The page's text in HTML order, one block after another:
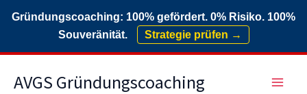
Gründungscoaching: 100% gefördert. 0% Risiko. 100%
Souveränität.
Strategie prüfen →
InhaltAVGS Gründungscoaching